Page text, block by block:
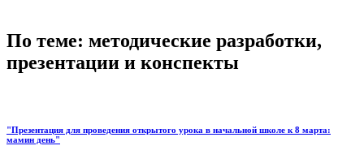
По теме: методические разработки,
презентации и конспекты
"Презентация для проведения открытого урока в начальной школе к 8 марта:
мамин день"